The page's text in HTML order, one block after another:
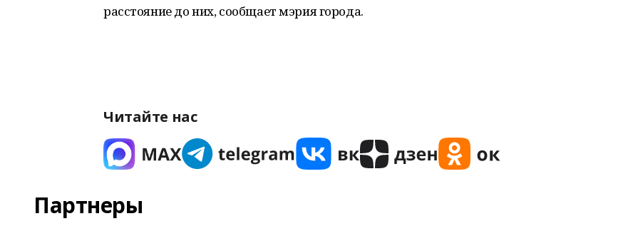
расстояние до них, сообщает мэрия города.
Читайте нас
Партнеры